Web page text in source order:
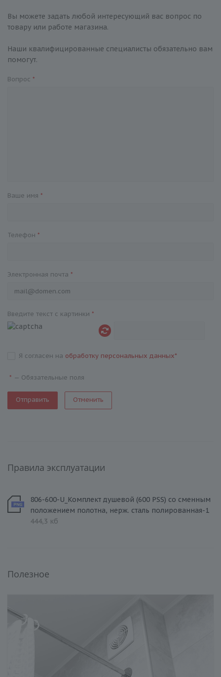
Вы можете задать любой интересующий вас вопрос по
товару или работе магазина.
Наши квалифицированные специалисты обязательно вам
помогут.
Вопрос *
Ваше имя *
Телефон *
Электронная почта *
Введите текст с картинки *
Я согласен на обработку персональных данных*
* — Обязательные поля
Отменить
Правила эксплуатации
806-600-U_Комплект душевой (600 PSS) со сменным
положением полотна, нерж. сталь полированная-1
444,3 кб
Полезное